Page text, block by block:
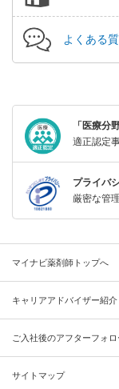
よくある
「医療分
適正認定
プライバ
厳密な管
マイナビ薬剤師トップへ
キャリアアドバイザー紹介
ご入社後のアフターフォロ
サイトマップ